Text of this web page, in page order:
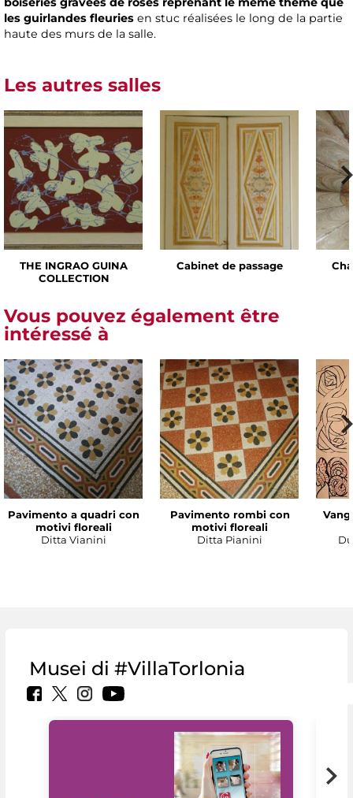
les guirlandes fleuries en stuc réalisées le long de la partie
haute des murs de la salle.
Les autres salles
THE INGRAO GUINA
COLLECTION
Cabinet de passage
Vous pouvez également être
intéressé à
Pavimento a quadri con
motivi floreali
Ditta Vianini
Pavimento rombi con
motivi floreali
Ditta Pianini
Musei di #VillaTorlonia